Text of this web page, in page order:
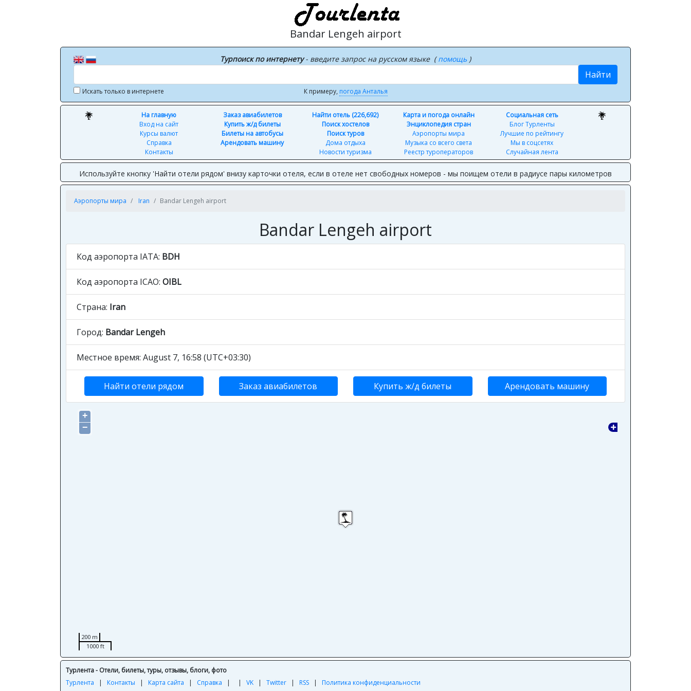
Bandar Lengeh airport
Турпоиск по интернету- введите запрос на русском языке (помощь )
Найти
Искать только в интернете К примеру, погода Анталья
На главную
Вход на сайт
Курсы валют
Справка
Контакты
Заказ авиабилетов
Купить ж/д билеты
Билеты на автобусы
Арендовать машину
Найти отель (226,692)
Поиск хостелов
Поиск туров
Дома отдыха
Новости туризма
Карта и погода онлайн
Энциклопедия стран
Аэропорты мира
Музыка со всего света
Реестр туроператоров
Социальная сеть
Блог Турленты
Лучшие по рейтингу
Мы в соцсетях
Случайная лента
Используйте кнопку 'Найти отели рядом' внизу карточки отеля, если в отеле нет свободных номеров - мы поищем отели в радиусе пары километров
Аэропорты мира Iran Bandar Lengeh airport
Bandar Lengeh airport
Код аэропорта IATA: BDH
Код аэропорта ICAO: OIBL
Страна: Iran
Город: Bandar Lengeh
Местное время: August 7, 16:58 (UTC+03:30)
Найти отели рядом Заказ авиабилетов Купить ж/д билеты Арендовать машину
+
−
200 m
1000 ft
Турлента - Отели, билеты, туры, отзывы, блоги, фото
Турлента | Контакты | Карта сайта | Справка | | VK | Twitter | RSS | Политика конфиденциальности